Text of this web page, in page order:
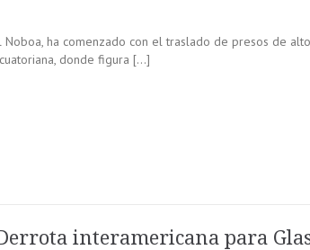
ha comenzado con el traslado de presos de
donde figura […]
interamericana para